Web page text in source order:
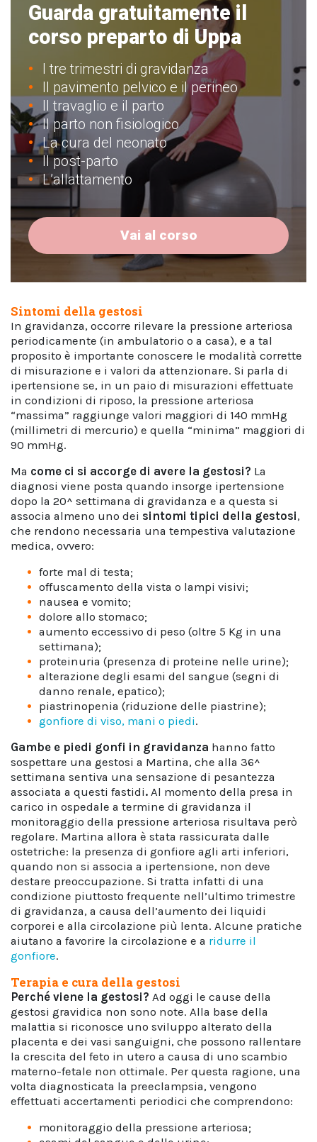
Guarda gratuitamente il
corso preparto di Uppa
I tre trimestri di gravidanza
Il pavimento pelvico e il perineo
Il travaglio e il parto
Il parto non fisiologico
La cura del neonato
Il post-parto
L’allattamento
Vai al corso
Sintomi della gestosi
In gravidanza, occorre rilevare la pressione arteriosa
periodicamente (in ambulatorio o a casa), e a tal
proposito è importante conoscere le modalità corrette
di misurazione e i valori da attenzionare. Si parla di
ipertensione se, in un paio di misurazioni effettuate
in condizioni di riposo, la pressione arteriosa
“massima” raggiunge valori maggiori di 140 mmHg
(millimetri di mercurio) e quella “minima” maggiori di
90 mmHg.
Ma come ci si accorge di avere la gestosi? La
diagnosi viene posta quando insorge ipertensione
dopo la 20^ settimana di gravidanza e a questa si
associa almeno uno dei sintomi tipici della gestosi,
che rendono necessaria una tempestiva valutazione
medica, ovvero:
forte mal di testa;
offuscamento della vista o lampi visivi;
nausea e vomito;
dolore allo stomaco;
aumento eccessivo di peso (oltre 5 Kg in una
settimana);
proteinuria (presenza di proteine nelle urine);
alterazione degli esami del sangue (segni di
danno renale, epatico);
piastrinopenia (riduzione delle piastrine);
gonfiore di viso, mani o piedi.
Gambe e piedi gonfi in gravidanza hanno fatto
sospettare una gestosi a Martina, che alla 36^
settimana sentiva una sensazione di pesantezza
associata a questi fastidi. Al momento della presa in
carico in ospedale a termine di gravidanza il
monitoraggio della pressione arteriosa risultava però
regolare. Martina allora è stata rassicurata dalle
ostetriche: la presenza di gonfiore agli arti inferiori,
quando non si associa a ipertensione, non deve
destare preoccupazione. Si tratta infatti di una
condizione piuttosto frequente nell’ultimo trimestre
di gravidanza, a causa dell’aumento dei liquidi
corporei e alla circolazione più lenta. Alcune pratiche
aiutano a favorire la circolazione e a ridurre il
gonfiore.
Terapia e cura della gestosi
Perché viene la gestosi? Ad oggi le cause della
gestosi gravidica non sono note. Alla base della
malattia si riconosce uno sviluppo alterato della
placenta e dei vasi sanguigni, che possono rallentare
la crescita del feto in utero a causa di uno scambio
materno-fetale non ottimale. Per questa ragione, una
volta diagnosticata la preeclampsia, vengono
effettuati accertamenti periodici che comprendono:
monitoraggio della pressione arteriosa;